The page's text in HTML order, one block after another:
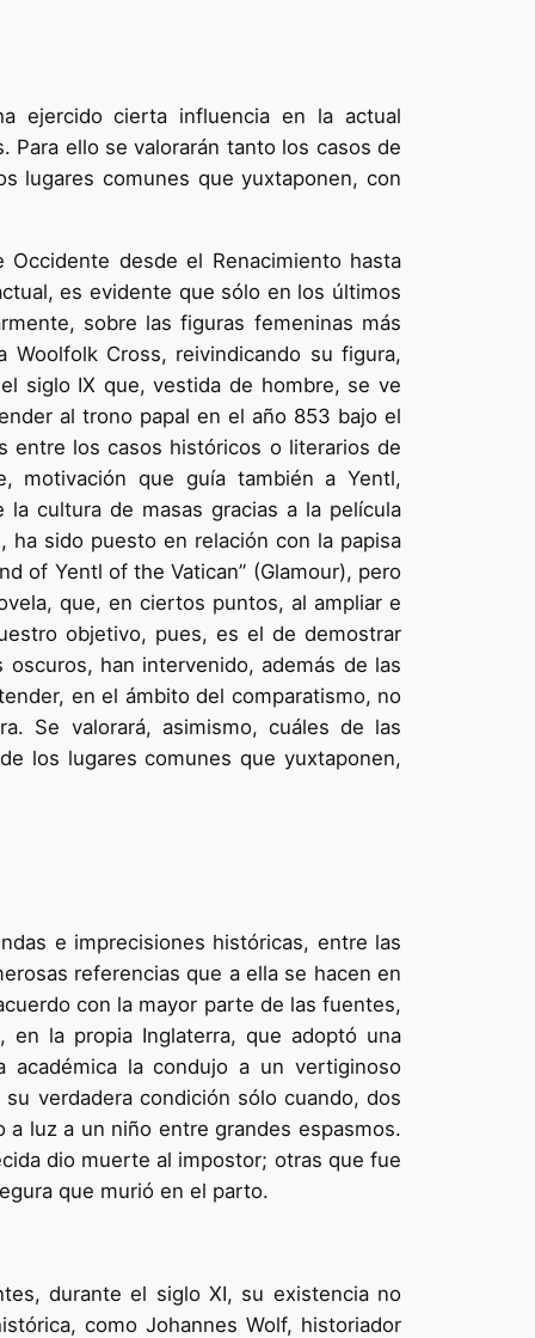
ejercido cierta influencia en la actual
Para ello se valorarán tanto los casos de
lugares comunes que yuxtaponen, con
desde el Renacimiento hasta
es evidente que sólo en los últimos
sobre las figuras femeninas más
Cross, reivindicando su figura,
siglo IX que, vestida de hombre, se ve
al trono papal en el año 853 bajo el
entre los casos históricos o literarios de
motivación que guía también a Yentl,
cultura de masas gracias a la película
ha sido puesto en relación con la papisa
of Yentl of the Vatican” (Glamour), pero
que, en ciertos puntos, al ampliar e
objetivo, pues, es el de demostrar
han intervenido, además de las
en el ámbito del comparatismo, no
Se valorará, asimismo, cuáles de las
los lugares comunes que yuxtaponen,
e imprecisiones históricas, entre las
referencias que a ella se hacen en
con la mayor parte de las fuentes,
en la propia Inglaterra, que adoptó una
académica la condujo a un vertiginoso
verdadera condición sólo cuando, dos
luz a un niño entre grandes espasmos.
dio muerte al impostor; otras que fue
que murió en el parto.
durante el siglo XI, su existencia no
como Johannes Wolf, historiador